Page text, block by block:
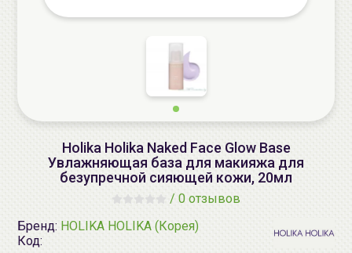
Holika Holika Naked Face Glow Base
Увлажняющая база для макияжа для
безупречной сияющей кожи, 20мл
/ 0 отзывов
Бренд: HOLIKA HOLIKA (Корея)
Код: